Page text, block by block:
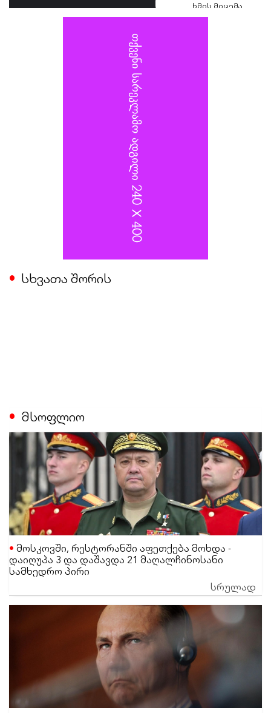
ვლადიმერ სელივერსტოვს, რომელიც 2022 წელს
კიევზე იერიშს ხელმძღვანელობდა, და თავდაცვის
დეპარტამენტის უფროსს, გენერალ-ლეიტენანტ
ხმის მიცემა
სხვათა შორის
მსოფლიო
მოსკოვში, რესტორანში აფეთქება მოხდა -
დაიღუპა 3 და დაშავდა 21 მაღალჩინოსანი
სამხედრო პირი
სრულად